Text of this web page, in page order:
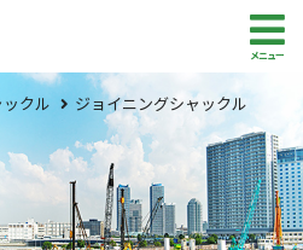
メニュー
クル ジョイニングシャックル